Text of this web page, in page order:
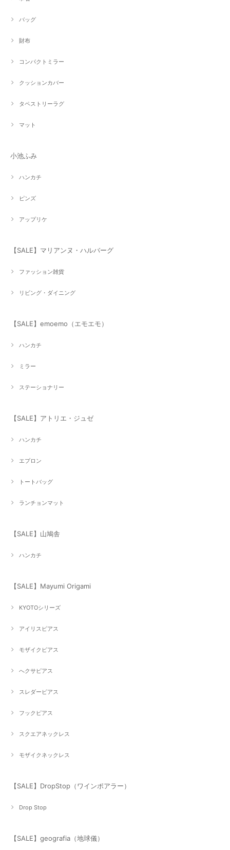
バッグ
財布
コンパクトミラー
クッションカバー
タペストリーラグ
マット
小池ふみ
ハンカチ
ピンズ
アップリケ
【SALE】マリアンヌ・ハルバーグ
ファッション雑貨
リビング・ダイニング
【SALE】emoemo（エモエモ）
ハンカチ
ミラー
ステーショナリー
【SALE】アトリエ・ジュゼ
ハンカチ
エプロン
トートバッグ
ランチョンマット
【SALE】山鳩舎
ハンカチ
【SALE】Mayumi Origami
KYOTOシリーズ
アイリスピアス
モザイクピアス
へクサピアス
スレダーピアス
フックピアス
スクエアネックレス
モザイクネックレス
【SALE】DropStop（ワインポアラー）
Drop Stop
【SALE】geografia（地球儀）